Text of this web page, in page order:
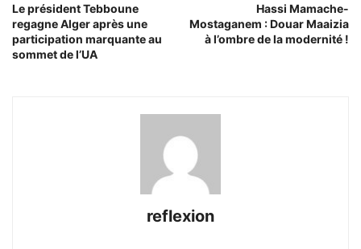
Le président Tebboune
regagne Alger après une
participation marquante au
sommet de l’UA
Hassi Mamache-
Mostaganem : Douar Maaizia
à l’ombre de la modernité !
reflexion